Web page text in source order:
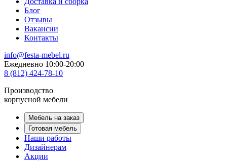
Блог
Отзывы
Вакансии
Контакты
info@festa-mebel.ru
Ежедневно 10:00-20:00
8 (812) 424-78-10
Производство
корпусной мебели
Мебель на заказ
Готовая мебель
Наши работы
Дизайнерам
Акции